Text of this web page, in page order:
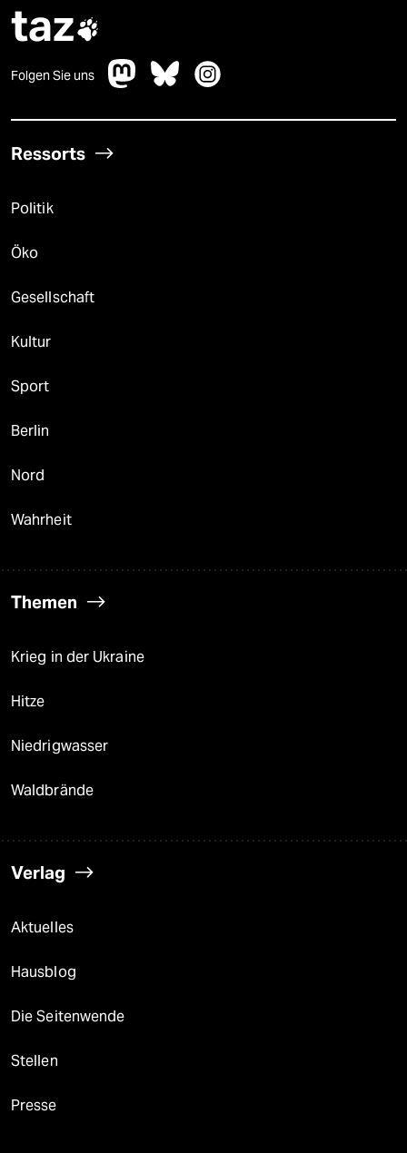
taz
Folgen Sie uns
Ressorts
Politik
Öko
Gesellschaft
Kultur
Sport
Berlin
Nord
Wahrheit
Themen
Krieg in der Ukraine
Hitze
Niedrigwasser
Waldbrände
Verlag
Aktuelles
Hausblog
Die Seitenwende
Stellen
Presse